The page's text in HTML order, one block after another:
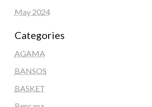
May 2024
Categories
AGAMA
BANSOS
BASKET